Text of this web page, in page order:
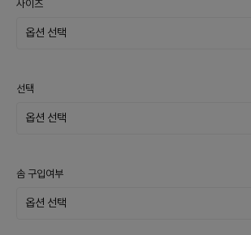
사이즈
선택
솜 구입여부